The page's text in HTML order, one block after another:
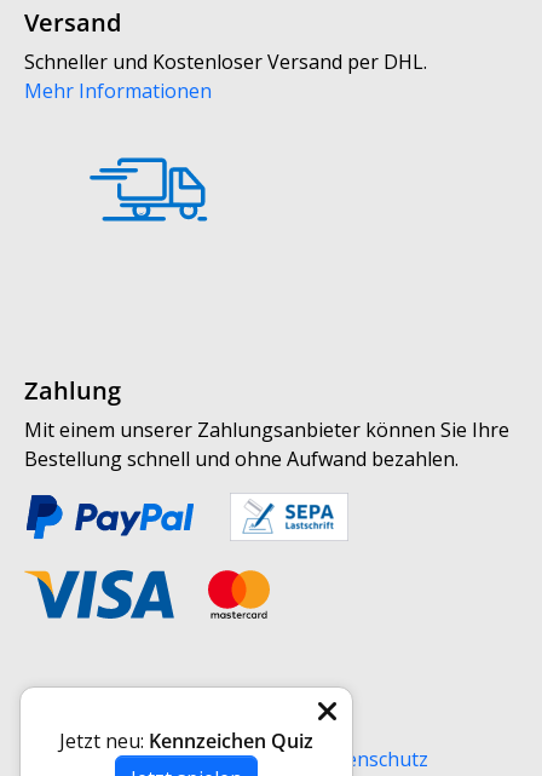
Versand
Schneller und Kostenloser Versand per DHL.
Mehr Informationen
Zahlung
Mit einem unserer Zahlungsanbieter können Sie Ihre
Bestellung schnell und ohne Aufwand bezahlen.
Versand AGB Impressum
Datenschutz
Jetzt neu: Kennzeichen Quiz